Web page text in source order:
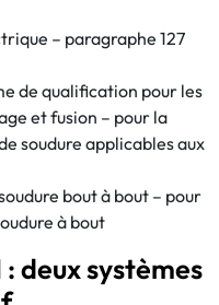
– paragraphe 127
de qualification pour les
et fusion – pour la
soudure applicables aux
bout à bout – pour
à bout
deux systèmes